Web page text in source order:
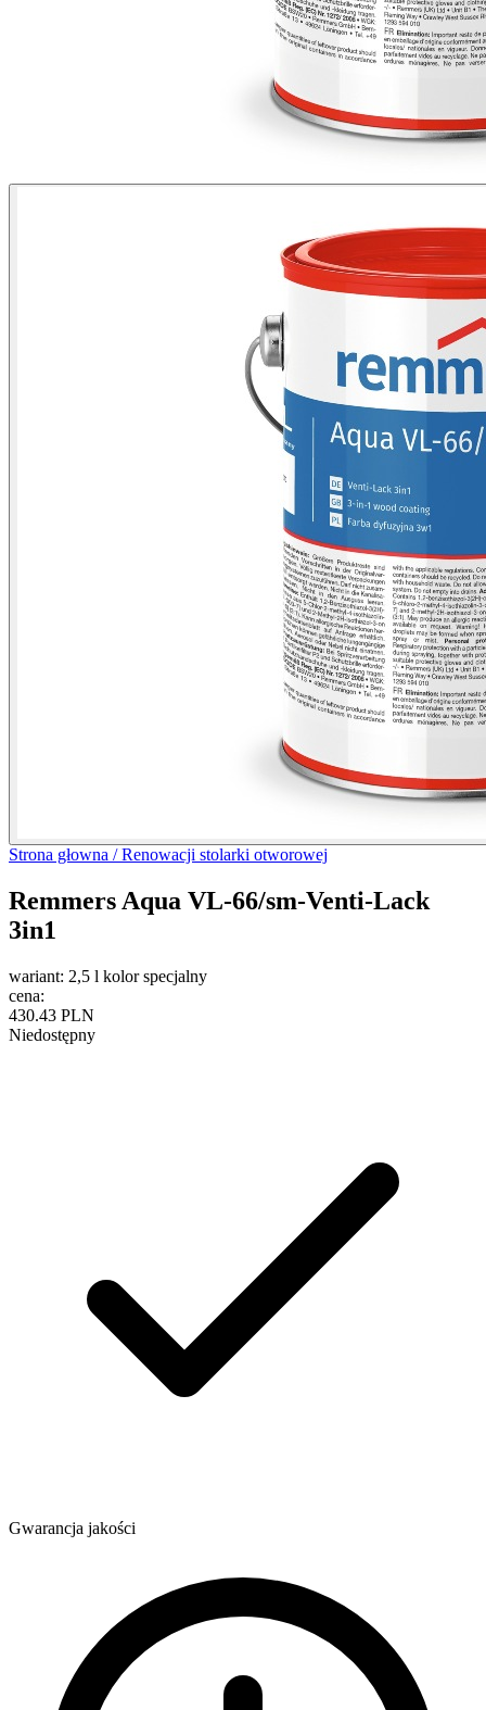
Strona głowna /Renowacji stolarki otworowej
Remmers Aqua VL-66/sm-Venti-Lack
3in1
wariant: 2,5 l kolor specjalny
cena:
430.43 PLN
Niedostępny
Gwarancja jakości